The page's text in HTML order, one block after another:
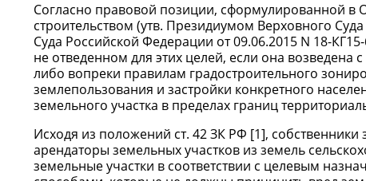
Согласно правовой позиции, сформулированной в
строительством (утв. Президиумом Верховного
Суда Российской Федерации от 09.06.2015 N 18-
не отведенном для этих целей, если она
либо вопреки правилам градостроительного
землепользования и застройки конкретного
земельного участка в пределах границ
Исходя из положений ст. 42 ЗК РФ [1],
арендаторы земельных участков из земель
земельные участки в соответствии с целевым